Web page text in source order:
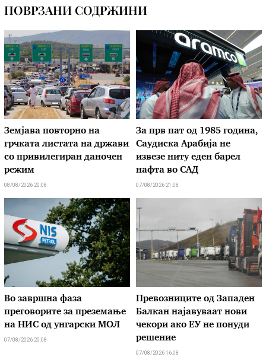
ПОВРЗАНИ СОДРЖИНИ
Земјава повторно на
грчката листата на држави
со привилегиран даночен
режим
08/08/2026 20:08
За прв пат од 1985 година,
Саудиска Арабија не
извезе ниту еден барел
нафта во САД
07/08/2026 21:08
Во завршна фаза
преговорите за преземање
на НИС од унгарски МОЛ
07/08/2026 20:08
Превозниците од Западен
Балкан најавуваат нови
чекори ако ЕУ не понуди
решение
07/08/2026 16:08